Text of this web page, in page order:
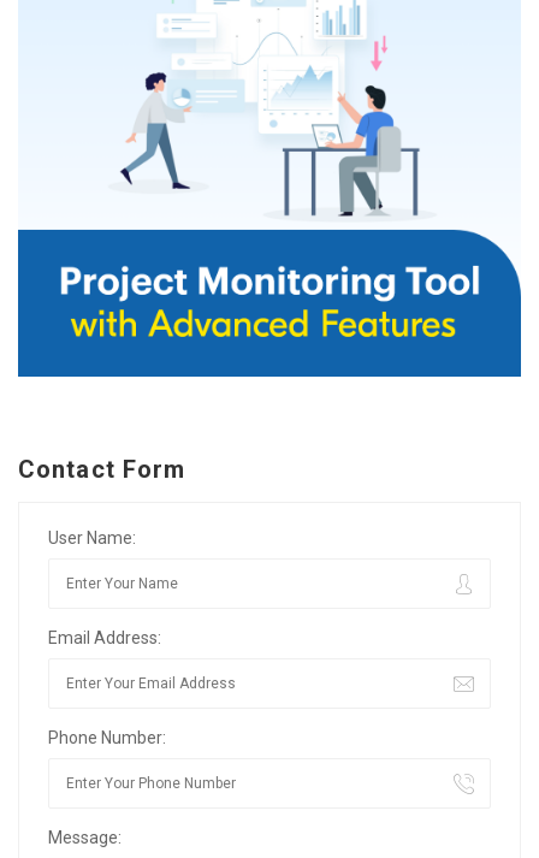
Contact Form
User Name:
Email Address:
Phone Number:
Message: